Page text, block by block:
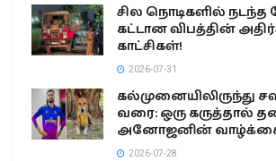
சில நொடிகளில் நடந்த
கட்டான விபத்தின்
காட்சிகள்!
2026-07-31
கல்முனையிலிருந்து
வரை: ஒரு கருத்தால்
அனோஜனின்
2026-07-28